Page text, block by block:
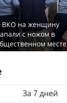
ВКО на женщину
с ножом в
месте
За 7 дней